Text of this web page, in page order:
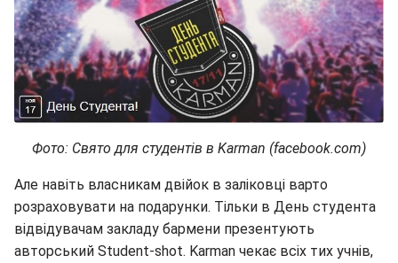
Фото: Свято для студентів в Karman (facebook.com)
Але навіть власникам двійок в заліковці варто
розраховувати на подарунки. Тільки в День студента
відвідувачам закладу бармени презентують
авторський Student-shot. Karman чекає всіх тих учнів,